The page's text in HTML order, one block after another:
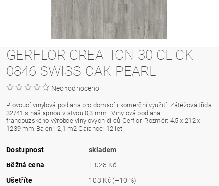
GERFLOR CREATION 30 CLICK
0846 SWISS OAK PEARL
Neohodnoceno
Plovoucí vinylová podlaha pro domácí i komerční využití. Zátěžová třída
32/41 s nášlapnou vrstvou 0,3 mm.
Vinylová podlaha
francouzského výrobce vinylových dílců Gerflor. Rozměr: 4,5 x 212 x
1239 mm Balení: 2,1 m2 Garance: 12 let
Dostupnost
skladem
Běžná cena
1 028 Kč
Ušetříte
103 Kč (–10 %)